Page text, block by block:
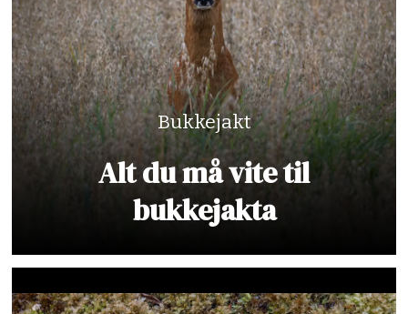
Bukkejakt
Alt du må vite til
bukkejakta